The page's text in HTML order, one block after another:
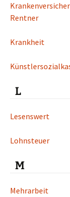
Rentner
Krankheit
L
Lesenswert
Lohnsteuer
M
Mehrarbeit